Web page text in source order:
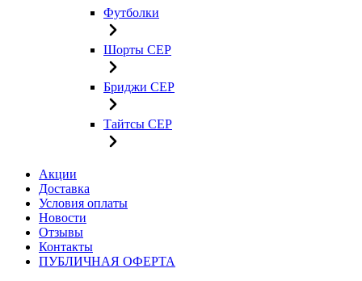
Футболки
Шорты CEP
Бриджи CEP
Тайтсы CEP
Акции
Доставка
Условия оплаты
Новости
Отзывы
Контакты
ПУБЛИЧНАЯ ОФЕРТА